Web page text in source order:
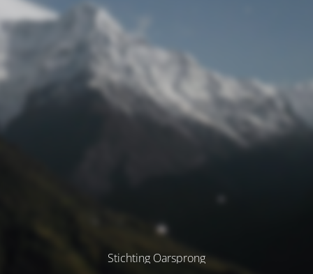
Stichting Oarsprong